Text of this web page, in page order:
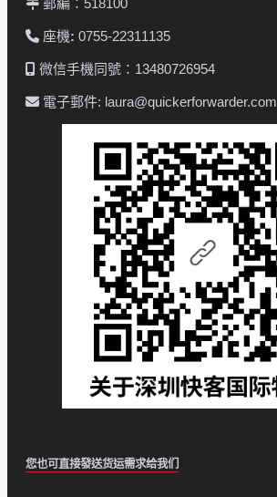
郵編：518100
座機: 0755-22311135
微信手機同號：13480726954
電子郵件: laura@quickerforwarder.com
您也可直接發送货运需求给我们